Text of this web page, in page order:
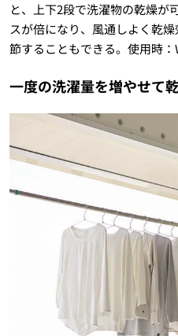
と、上下2段で洗濯物の乾燥が
スが倍になり、風通しよく乾
節することもできる。使用時
一度の洗濯量を増やせて